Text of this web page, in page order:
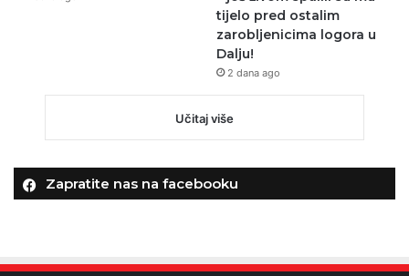
tijelo pred ostalim
zarobljenicima logora u
Dalju!
2 dana ago
Učitaj više
Zapratite nas na facebooku